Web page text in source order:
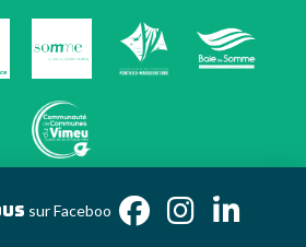
sur Face